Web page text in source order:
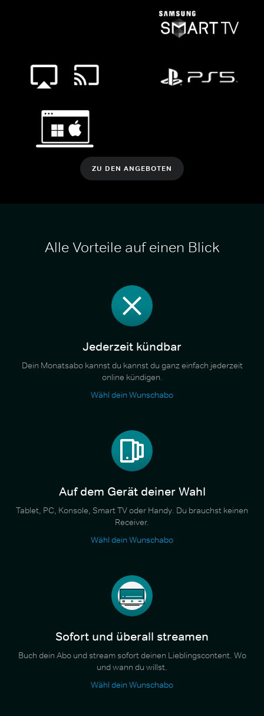
ZU DEN ANGEBOTEN
Alle Vorteile auf einen Blick
Jederzeit kündbar
Dein Monatsabo kannst du kannst du ganz einfach jederzeit
online kündigen.
Wähl dein Wunschabo
Auf dem Gerät deiner Wahl
Tablet, PC, Konsole, Smart TV oder Handy. Du brauchst keinen
Receiver.
Wähl dein Wunschabo
Sofort und überall streamen
Buch dein Abo und stream sofort deinen Lieblingscontent. Wo
und wann du willst.
Wähl dein Wunschabo